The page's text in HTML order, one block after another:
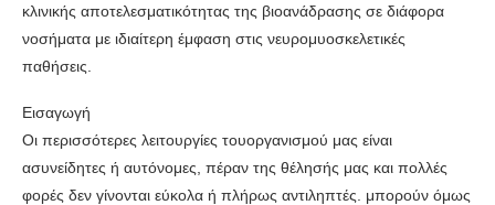
κλινικής αποτελεσματικότητας της βιοανάδρασης σε διάφορα
νοσήματα με ιδιαίτερη έμφαση στις νευρομυοσκελετικές
παθήσεις.
Εισαγωγή
Οι περισσότερες λειτουργίες τουοργανισμού μας είναι
ασυνείδητες ή αυτόνομες, πέραν της θέλησής μας και πολλές
φορές δεν γίνονται εύκολα ή πλήρως αντιληπτές. μπορούν όμως